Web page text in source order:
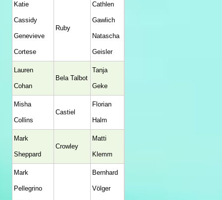
Katie
Cassidy
Genevieve
Cortese
Ruby
Cathlen
Gawlich
Natascha
Geisler
Lauren
Cohan
Bela Talbot
Tanja
Geke
Misha
Collins
Castiel
Florian
Halm
Mark
Sheppard
Crowley
Matti
Klemm
Mark
Pellegrino
Bernhard
Völger